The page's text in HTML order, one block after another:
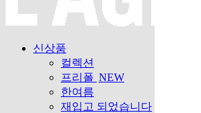
신상품
컬렉션
프리폴 NEW
한여름
재입고 되었습니다